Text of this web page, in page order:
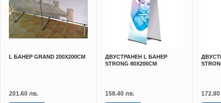
L БАНЕР GRAND 200Х200СМ
201.60 лв.
ДВУСТРАНЕН L БАНЕР
STRONG 80Х200СМ
158.40 лв.